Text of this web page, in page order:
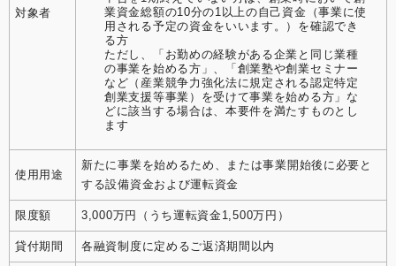
対象者
業資金総額の10分の1以上の自己資金（事業に使
用される予定の資金をいいます。）を確認でき
る方
ただし、「お勤めの経験がある企業と同じ業種
の事業を始める方」、「創業塾や創業セミナー
など（産業競争力強化法に規定される認定特定
創業支援等事業）を受けて事業を始める方」な
どに該当する場合は、本要件を満たすものとし
ます
使用用途
新たに事業を始めるため、または事業開始後に必要と
する設備資金および運転資金
限度額 3,000万円（うち運転資金1,500万円）
貸付期間 各融資制度に定めるご返済期間以内